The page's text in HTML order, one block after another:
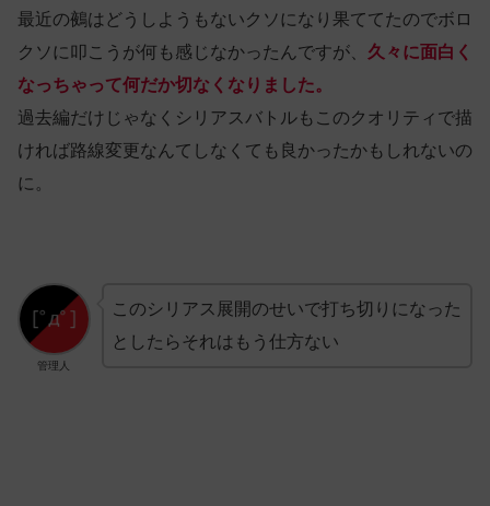
最近の鵺はどうしようもないクソになり果ててたのでボロ
クソに叩こうが何も感じなかったんですが、 久々に面白く
なっちゃって何だか切なくなりました。
過去編だけじゃなくシリアスバトルもこのクオリティで描
ければ路線変更なんてしなくても良かったかもしれないの
に。
管理人
このシリアス展開のせいで打ち切りになった
としたらそれはもう仕方ない